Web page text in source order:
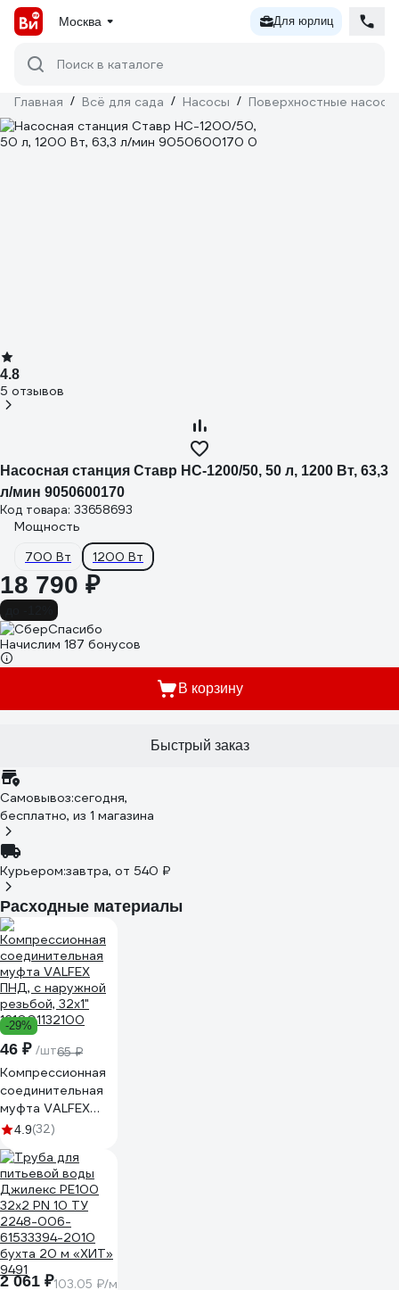
Москва Для юрлиц
Поиск в каталоге
Главная / Всё для сада / Насосы / Поверхностные насосы
4.8
5 отзывов
Насосная станция Ставр НС-1200/50, 50 л, 1200 Вт, 63,3
л/мин 9050600170
Код товара: 33658693
Мощность
700 Вт
1200 Вт
18 790 ₽
Начислим 187 бонусов
В корзину
Быстрый заказ
Самовывоз:сегодня,
бесплатно, из 1 магазина
Курьером:завтра, от 540 ₽
Расходные материалы
-29%
46 ₽ /шт65 ₽
Компрессионная
соединительная
муфта VALFEX
ПНД, с наружной
121001132100
4.9(32)
2 061 ₽103.05 ₽/м